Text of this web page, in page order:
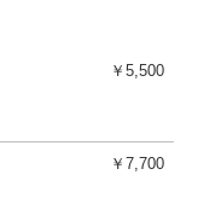
￥5,500
￥7,700